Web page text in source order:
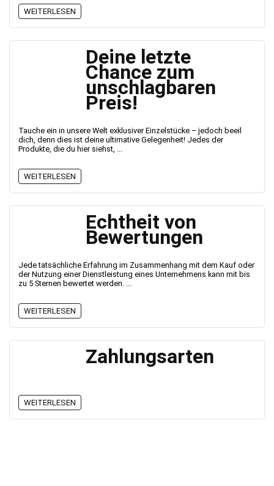
WEITERLESEN
Deine letzte
Chance zum
unschlagbaren
Preis!
Tauche ein in unsere Welt exklusiver Einzelstücke – jedoch beeil
dich, denn dies ist deine ultimative Gelegenheit! Jedes der
Produkte, die du hier siehst, ...
WEITERLESEN
Echtheit von
Bewertungen
Jede tatsächliche Erfahrung im Zusammenhang mit dem Kauf oder
der Nutzung einer Dienstleistung eines Unternehmens kann mit bis
zu 5 Sternen bewertet werden. ...
WEITERLESEN
Zahlungsarten
WEITERLESEN